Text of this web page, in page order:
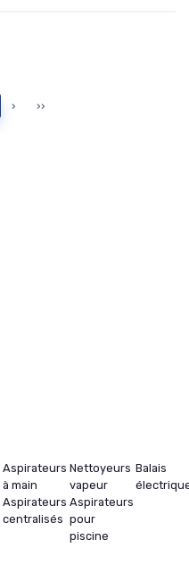
› ››
Aspirateurs
à main
Nettoyeurs
vapeur
Balais
Aspirateurs
centralisés
Aspirateurs
pour
piscine